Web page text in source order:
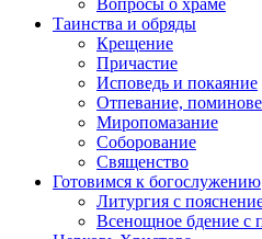
Вопросы о храме
Таинства и обряды
Крещение
Причастие
Исповедь и покаяние
Отпевание,
Миропомазание
Соборование
Священство
Готовимся к богослужению
Литургия с
Всенощное бдение с